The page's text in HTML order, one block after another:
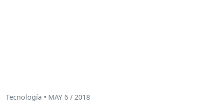
Tecnología • MAY 6 / 2018